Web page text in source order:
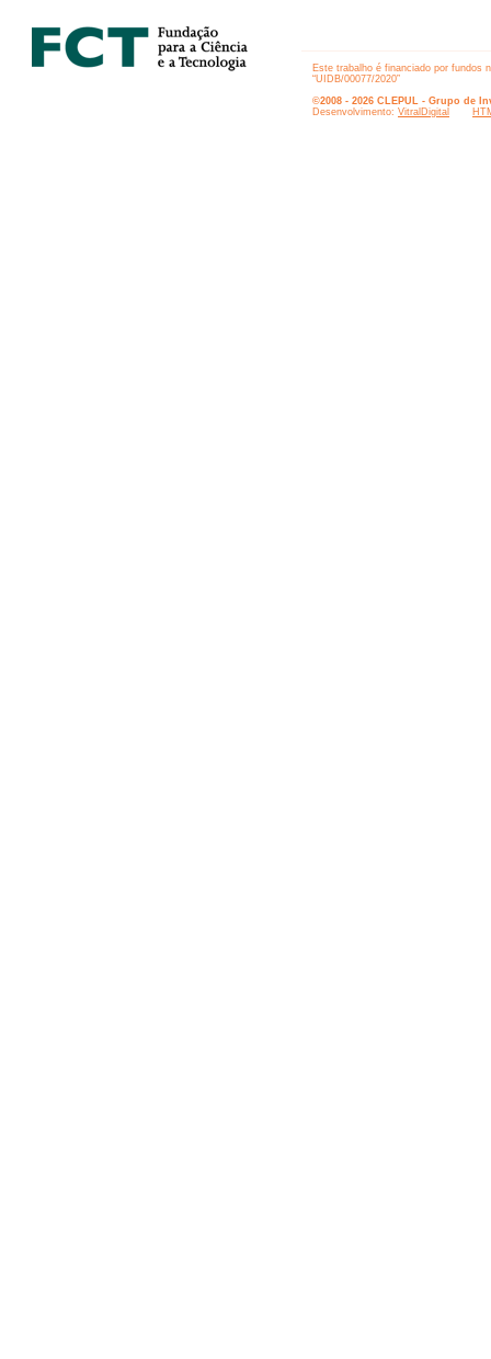
Este trabalho é financiado por fundos
“UIDB/00077/2020”
©2008 - 2026 CLEPUL - Grupo de
Desenvolvimento: VitralDigital